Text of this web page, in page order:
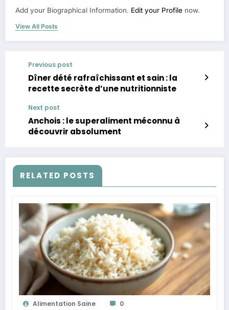
Add your Biographical Information. Edit your Profile now.
View All Posts
Previous post
Dîner dété rafraîchissant et sain : la
recette secrète d’une nutritionniste
Next post
Anchois : le superaliment méconnu à
découvrir absolument
RELATED POSTS
Alimentation Saine 0